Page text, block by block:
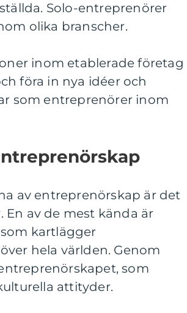
Solo-entreprenörer
olika branscher.
inom etablerade företag
föra in nya idéer och
som entreprenörer inom
av entreprenörskap är det
av de mest kända är
kartlägger
hela världen. Genom
som
attityder.